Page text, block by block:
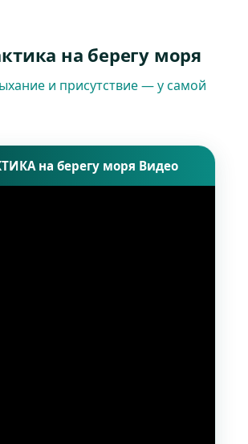
на берегу моря
и присутствие — у самой
на берегу моря Видео